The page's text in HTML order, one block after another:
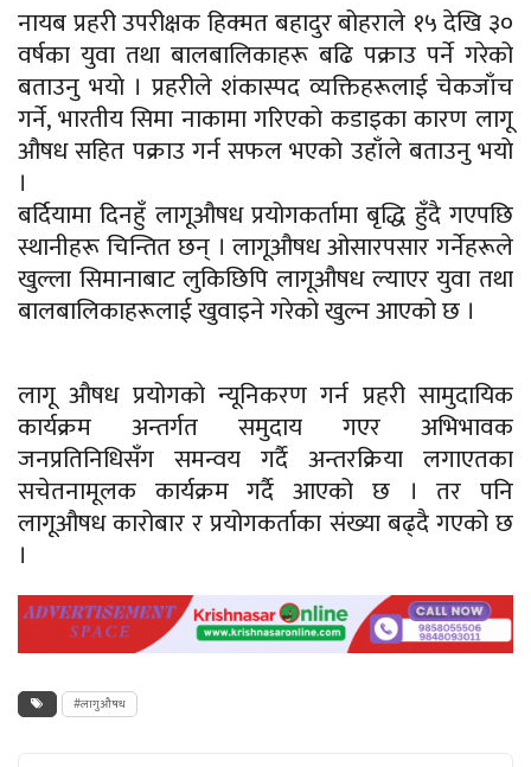
नायब प्रहरी उपरीक्षक हिक्मत बहादुर बोहराले १५ देखि ३०
वर्षका युवा तथा बालबालिकाहरू बढि पक्राउ पर्ने गरेको
बताउनु भयाे । प्रहरीले शंकास्पद व्यक्तिहरूलाई चेकजाँच
गर्ने, भारतीय सिमा नाकामा गरिएको कडाइका कारण लागू
औषध सहित पक्राउ गर्न सफल भएको उहाँले बताउनु भयाे
।
बर्दियामा दिनहुँ लागूऔषध प्रयोगकर्तामाबृद्धि हुँदै गएपछि
स्थानीहरू चिन्तित छन् । लागूऔषध ओसारपसार गर्नेहरूले
खुल्ला सिमानाबाट लुकिछिपि लागूऔषध ल्याएर युवा तथा
बालबालिकाहरूलाई खुवाइने गरेको खुल्न आएको छ ।
लागू औषध प्रयोगको न्यूनिकरण गर्न प्रहरी सामुदायिक
कार्यक्रम अन्तर्गत समुदाय गएर अभिभावक
जनप्रतिनिधिसँग समन्वय गर्दै अन्तरक्रिया लगाएतका
सचेतनामूलक कार्यक्रम गर्दै आएको छ । तर पनि
लागूऔषध कारोबार र प्रयोगकर्ताका संख्या बढ्दै गएको छ
।
#लागुऔषध